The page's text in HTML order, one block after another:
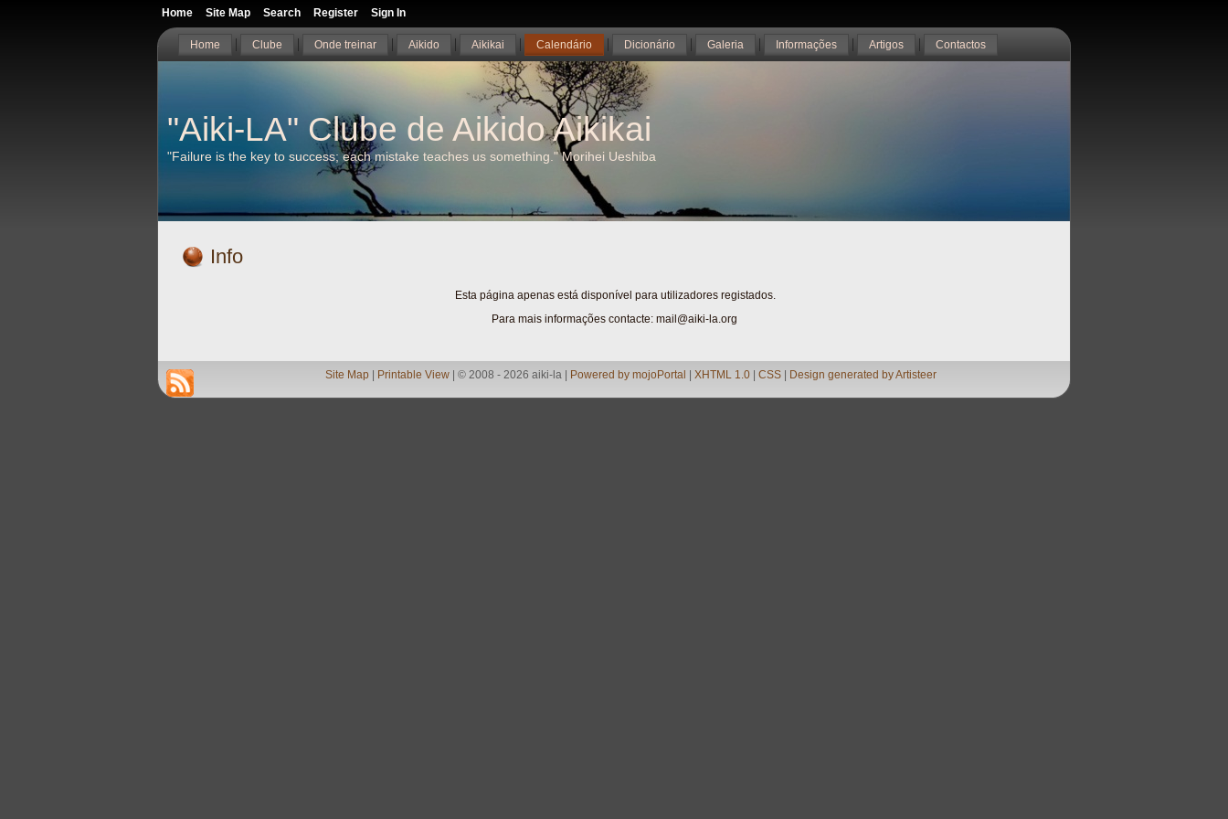
Home Clube Onde treinar Aikido Aikikai Calendário Dicionário Galeria Informações Artigos Contactos
"Aiki-LA" Clube de Aikido Aikikai
"Failure is the key to success; each mistake teaches us something." Morihei Ueshiba
Info
Esta página apenas está disponível para utilizadores registados.
Para mais informações contacte: mail@aiki-la.org
Site Map Printable View | © 2008 - 2026 aiki-la | Powered by mojoPortal XHTML 1.0 CSS Design generated by Artisteer
Home Site Map Search Register Sign In